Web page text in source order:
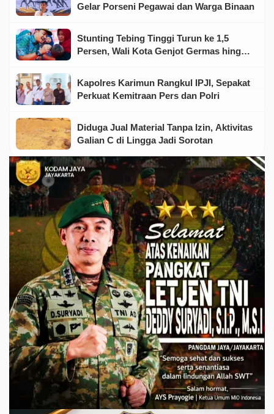
Gelar Porseni Pegawai dan Warga Binaan
Stunting Tebing Tinggi Turun ke 1,5
Persen, Wali Kota Genjot Germas hingga
Kapolres Karimun Rangkul IPJI, Sepakat
Perkuat Kemitraan Pers dan Polri
Diduga Jual Material Tanpa Izin, Aktivitas
Galian C di Lingga Jadi Sorotan